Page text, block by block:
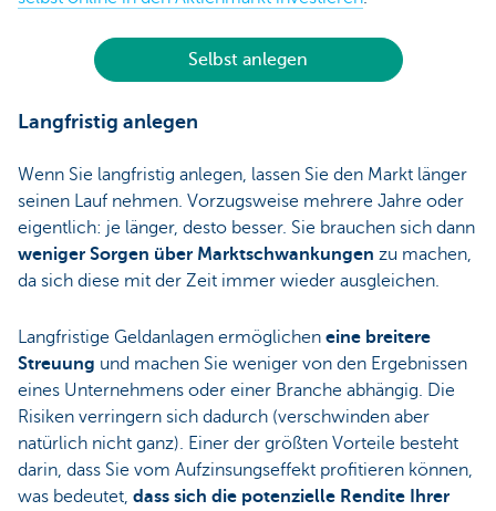
Selbst anlegen
Langfristig anlegen
Wenn Sie langfristig anlegen, lassen Sie den Markt länger
seinen Lauf nehmen. Vorzugsweise mehrere Jahre oder
eigentlich: je länger, desto besser. Sie brauchen sich dann
weniger Sorgen über Marktschwankungen zu machen,
da sich diese mit der Zeit immer wieder ausgleichen.
Langfristige Geldanlagen ermöglichen eine breitere
Streuung und machen Sie weniger von den Ergebnissen
eines Unternehmens oder einer Branche abhängig. Die
Risiken verringern sich dadurch (verschwinden aber
natürlich nicht ganz). Einer der größten Vorteile besteht
darin, dass Sie vom Aufzinsungseffekt profitieren können,
was bedeutet, dass sich die potenzielle Rendite Ihrer